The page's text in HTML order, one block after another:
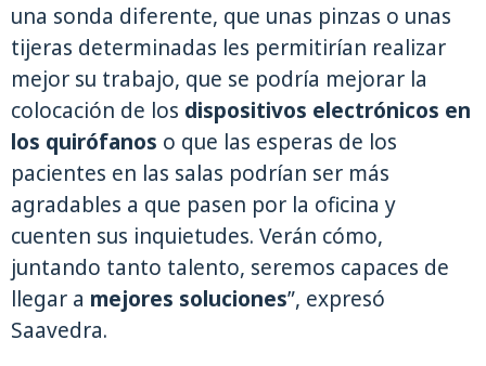
una sonda diferente, que unas pinzas o unas
tijeras determinadas les permitirían realizar
mejor su trabajo, que se podría mejorar la
colocación de los dispositivos electrónicos en
los quirófanos o que las esperas de los
pacientes en las salas podrían ser más
agradables a que pasen por la oficina y
cuenten sus inquietudes. Verán cómo,
juntando tanto talento, seremos capaces de
llegar a mejores soluciones”, expresó
Saavedra.